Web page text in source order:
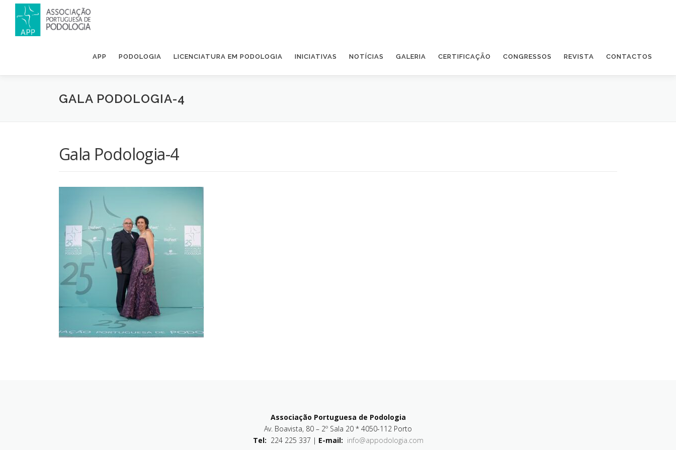
APP PODOLOGIA LICENCIATURA EM PODOLOGIA INICIATIVAS NOTÍCIAS GALERIA CERTIFICAÇÃO CONGRESSOS REVISTA CONTACTOS
GALA PODOLOGIA-4
Gala Podologia-4
Associação Portuguesa de Podologia
Av. Boavista, 80 – 2º Sala 20 * 4050-112 Porto
Tel: 224 225 337 | E-mail: info@appodologia.com